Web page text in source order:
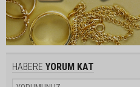
HABERE YORUM KAT